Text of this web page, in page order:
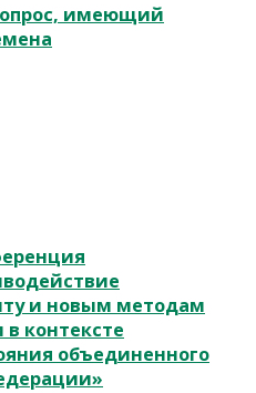
имеющий
и новым методам
контексте
объединенного